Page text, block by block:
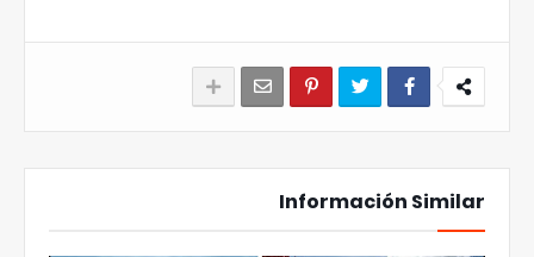
Información Similar